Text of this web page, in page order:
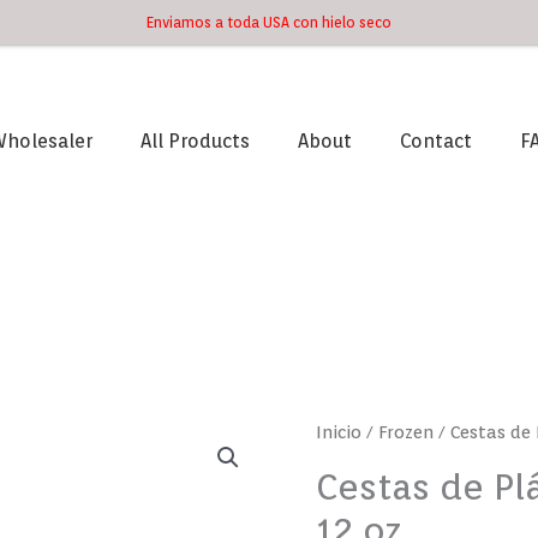
Enviamos a toda USA con hielo seco
All Products About Contact
Inicio / Frozen / Cestas de
Cestas de
Cestas
Plátano
Tostón